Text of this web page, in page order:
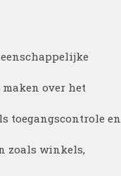
over het
toegangscontrole en
zoals winkels,